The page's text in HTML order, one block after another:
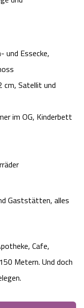
und Essecke,
cm, Satellit und
im OG, Kinderbett
Gaststätten, alles
Cafe,
Metern. Und doch